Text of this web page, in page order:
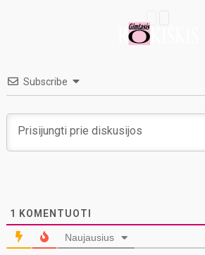
Subscribe
1 KOMENTUOTI
Naujausius